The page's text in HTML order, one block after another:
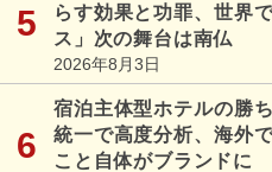
らす効果と功罪、世界
ス」次の舞台は南仏
2026年8月3日
宿泊主体型ホテルの勝
統一で高度分析、海外
こと自体がブランドに